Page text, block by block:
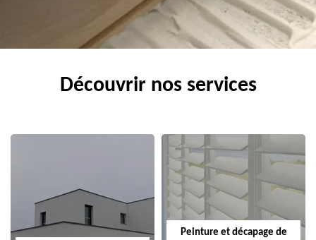
Découvrir nos services
Peinture et décapage de